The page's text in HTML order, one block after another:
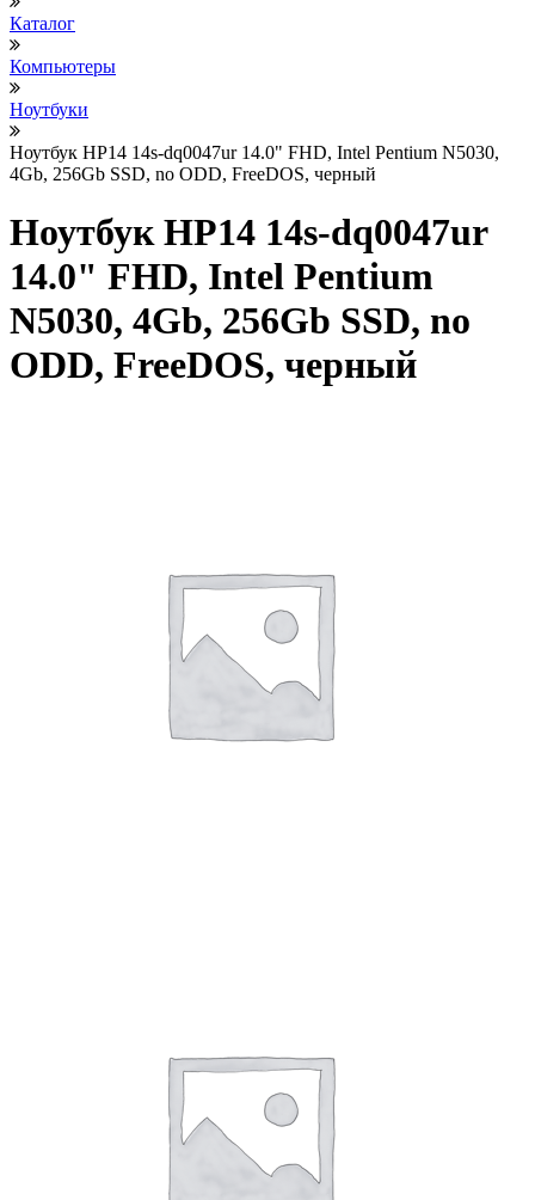
Каталог
Компьютеры
Ноутбуки
Ноутбук HP14 14s-dq0047ur 14.0" FHD, Intel Pentium N5030,
4Gb, 256Gb SSD, no ODD, FreeDOS, черный
Ноутбук HP14 14s-dq0047ur
14.0" FHD, Intel Pentium
N5030, 4Gb, 256Gb SSD, no
ODD, FreeDOS, черный